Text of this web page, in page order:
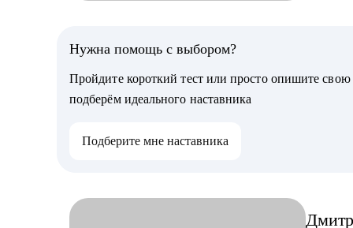
•
•
–
Нужна помощь с выбором?
Пройдите короткий тест или просто опишите
подберём идеального наставника
Подберите мне наставника